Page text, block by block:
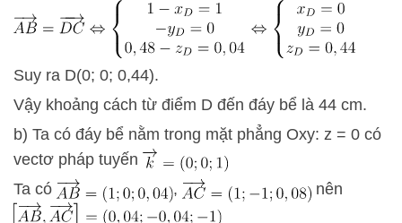
Suy ra D(0; 0; 0,44).
Vậy khoảng cách từ điểm D đến đáy bể là 44 cm.
b) Ta có đáy bể nằm trong mặt phẳng Oxy: z = 0 có
vectơ pháp tuyến
Ta có
, nên